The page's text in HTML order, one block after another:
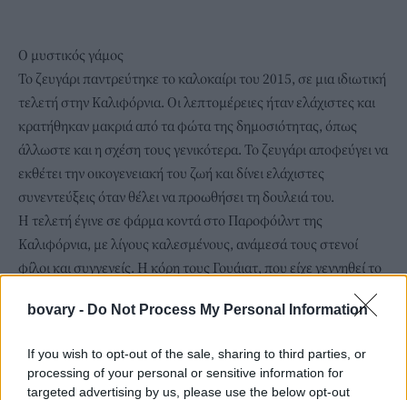
bovary - Do Not Process My Personal Information
If you wish to opt-out of the sale, sharing to third parties, or
processing of your personal or sensitive information for
targeted advertising by us, please use the below opt-out
Ο μυστικός γάμος
Το ζευγάρι παντρεύτηκε το καλοκαίρι του 2015, σε μια ιδιωτική
τελετή στην Καλιφόρνια. Οι λεπτομέρειες ήταν ελάχιστες και
κρατήθηκαν μακριά από τα φώτα της δημοσιότητας, όπως
άλλωστε και η σχέση τους γενικότερα. Το ζευγάρι αποφεύγει να
εκθέτει την οικογενειακή του ζωή και δίνει ελάχιστες
συνεντεύξεις όταν θέλει να προωθήσει τη δουλειά του.
Η τελετή έγινε σε φάρμα κοντά στο Παροφόιλντ της
Καλιφόρνια, με λίγους καλεσμένους, ανάμεσά τους στενοί
φίλοι και συγγενείς. Η κόρη τους Γουάιατ, που είχε γεννηθεί το
2014, ήταν παρούσα στον όμορφο σεμνό γάμο των γονιών της.